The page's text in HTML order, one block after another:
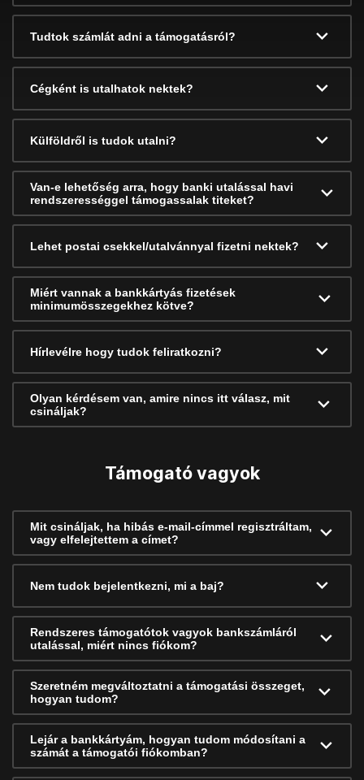
Tudtok számlát adni a támogatásról?
Cégként is utalhatok nektek?
Külföldről is tudok utalni?
Van-e lehetőség arra, hogy banki utalással havi
rendszerességgel támogassalak titeket?
Lehet postai csekkel/utalvánnyal fizetni nektek?
Miért vannak a bankkártyás fizetések
minimumösszegekhez kötve?
Hírlevélre hogy tudok feliratkozni?
Olyan kérdésem van, amire nincs itt válasz, mit
csináljak?
Támogató vagyok
Mit csináljak, ha hibás e-mail-címmel regisztráltam,
vagy elfelejtettem a címet?
Nem tudok bejelentkezni, mi a baj?
Rendszeres támogatótok vagyok bankszámláról
utalással, miért nincs fiókom?
Szeretném megváltoztatni a támogatási összeget,
hogyan tudom?
Lejár a bankkártyám, hogyan tudom módosítani a
számát a támogatói fiókomban?